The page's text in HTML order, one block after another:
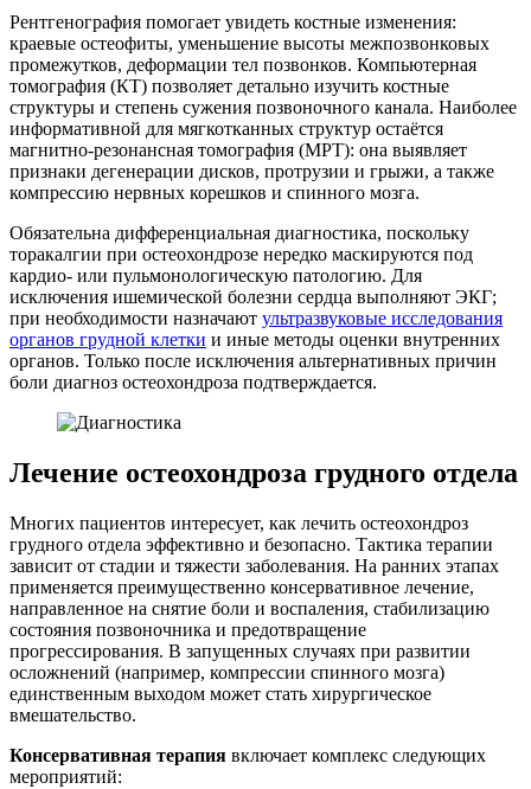
Рентгенография помогает увидеть костные изменения:
краевые остеофиты, уменьшение высоты межпозвонковых
промежутков, деформации тел позвонков. Компьютерная
томография (КТ) позволяет детально изучить костные
структуры и степень сужения позвоночного канала. Наиболее
информативной для мягкотканных структур остаётся
магнитно-резонансная томография (МРТ): она выявляет
признаки дегенерации дисков, протрузии и грыжи, а также
компрессию нервных корешков и спинного мозга.
Обязательна дифференциальная диагностика, поскольку
торакалгии при остеохондрозе нередко маскируются под
кардио- или пульмонологическую патологию. Для
исключения ишемической болезни сердца выполняют ЭКГ;
при необходимости назначают ультразвуковые исследования
органов грудной клетки и иные методы оценки внутренних
органов. Только после исключения альтернативных причин
боли диагноз остеохондроза подтверждается.
Лечение остеохондроза грудного отдела
Многих пациентов интересует, как лечить остеохондроз
грудного отдела эффективно и безопасно. Тактика терапии
зависит от стадии и тяжести заболевания. На ранних этапах
применяется преимущественно консервативное лечение,
направленное на снятие боли и воспаления, стабилизацию
состояния позвоночника и предотвращение
прогрессирования. В запущенных случаях при развитии
осложнений (например, компрессии спинного мозга)
единственным выходом может стать хирургическое
вмешательство.
Консервативная терапия включает комплекс следующих
мероприятий: